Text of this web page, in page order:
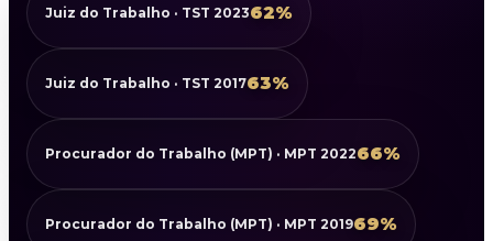
Juiz do Trabalho · TST 202362%
Juiz do Trabalho · TST 201763%
Procurador do Trabalho (MPT) · MPT 202266%
Procurador do Trabalho (MPT) · MPT 201969%